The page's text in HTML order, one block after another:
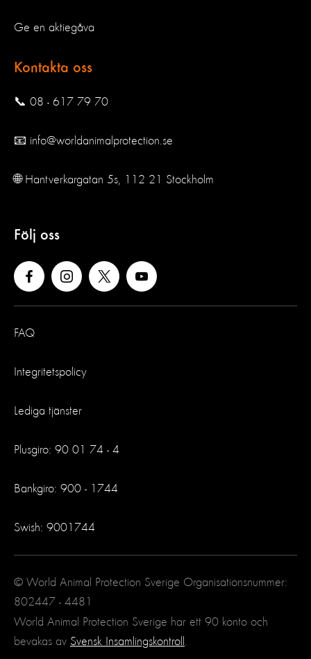
Ge en aktiegåva
Kontakta oss
📞 08 - 617 79 70
📧 info@worldanimalprotection.se
🌐 Hantverkargatan 5s, 112 21 Stockholm
Följ oss
FAQ
Integritetspolicy
Lediga tjänster
Plusgiro: 90 01 74 - 4
Bankgiro: 900 - 1744
Swish: 9001744
© World Animal Protection Sverige Organisationsnummer:
802447 - 4481
World Animal Protection Sverige har ett 90 konto och
bevakas av Svensk Insamlingskontroll.